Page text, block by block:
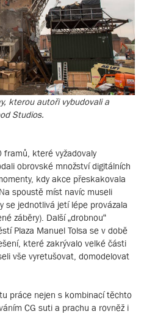
kterou autoři vybudovali a
Studios.
které vyžadovaly
obrovské množství digitálních
kdy akce přeskakovala
spoustě míst navíc museli
se jednotlivá jetí lépe provázala
záběry). Další „drobnou“
Plaza Manuel Tolsa se v době
které zakrývalo velké části
vše vyretušovat, domodelovat
práce nejen s kombinací těchto
CG suti a prachu a rovněž i